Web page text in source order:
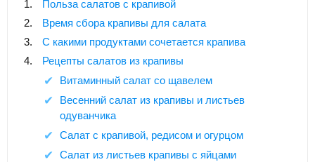
Польза салатов с крапивой
Время сбора крапивы для салата
С какими продуктами сочетается крапива
Рецепты салатов из крапивы
Витаминный салат со щавелем
Весенний салат из крапивы и листьев
одуванчика
Салат с крапивой, редисом и огурцом
Салат из листьев крапивы с яйцами